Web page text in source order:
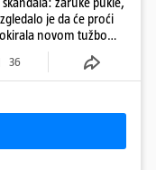
je da će proći
novom tužbom
36